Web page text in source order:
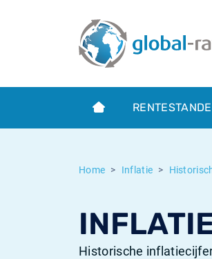
Home Inflatie
Historische
Term SOFR
Wat is CPI inflatie?
Wat is HICP inflatie?
Europese inflatie - HICP
Euribor historie
ESTER historie
Historische inflatie
Inflatiecalculator